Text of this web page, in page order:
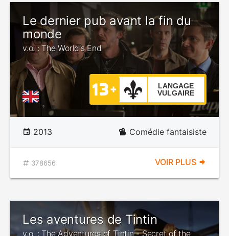
Le dernier pub avant la fin du
monde
v.o. : The World's End
LANGAGE
VULGAIRE
2013 Comédie fantaisiste
378656 VOIR PLUS
Les aventures de Tintin
v.o. : The Adventures of Tintin - Secret of the